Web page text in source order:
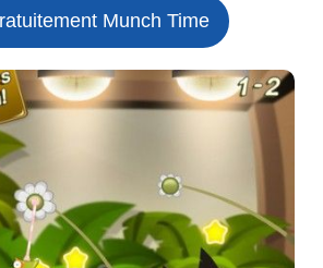
Munch Time